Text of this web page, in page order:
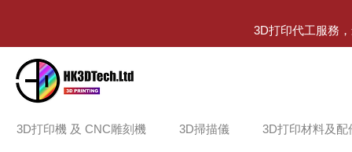
3D打印代工服務
3D打印機 及 CNC雕刻機 3D掃描儀 3D打印材料及配